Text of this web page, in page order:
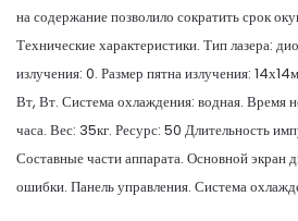
на содержание позволило сократить срок
Технические характеристики. Тип лазера:
излучения: 0. Размер пятна излучения:
Вт, Вт. Система охлаждения: водная. Время
часа. Вес: 35кг. Ресурс: 50 Длительность
Составные части аппарата. Основной экран
ошибки. Панель управления. Система